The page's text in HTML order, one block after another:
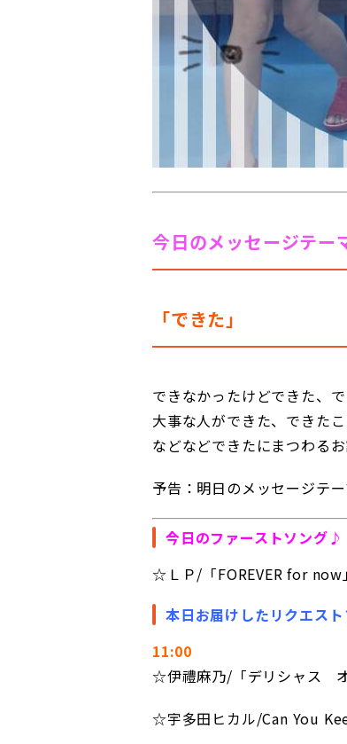
今日のメッセージテー
「できた」
できなかったけどできた、
大事な人ができた、できた
などなどできたにまつわる
予告：明日のメッセージテ
今日のファーストソング♪
☆ＬＰ/「FOREVER for now」
本日お届けしたリクエス
11:00
☆伊禮麻乃/「デリシャス オ
☆宇多田ヒカル/Can You